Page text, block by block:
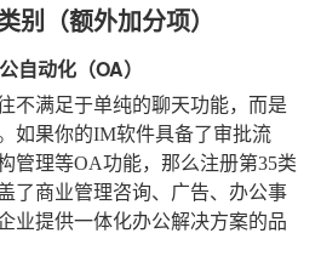
别（额外加分项）
自动化（OA）
不满足于单纯的聊天功能，而是
如果你的IM软件具备了审批流
管理等OA功能，那么注册第35类
了商业管理咨询、广告、办公事
业提供一体化办公解决方案的品